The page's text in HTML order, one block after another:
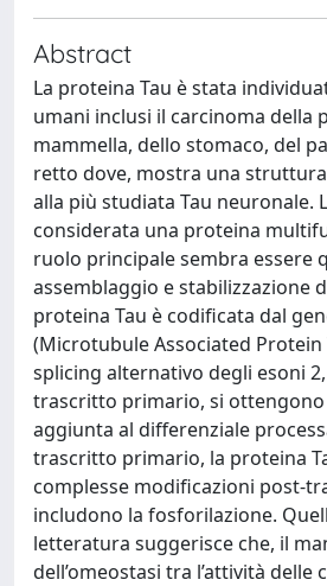
Abstract
La proteina Tau è stata
umani inclusi il carcinoma della
mammella, dello stomaco, del
retto dove, mostra una
alla più studiata Tau neuronale.
considerata una proteina
ruolo principale sembra essere
assemblaggio e stabilizzazione
proteina Tau è codificata dal
(Microtubule Associated Protein
splicing alternativo degli esoni 2,
trascritto primario, si
aggiunta al differenziale
trascritto primario, la proteina
complesse modificazioni post-
includono la fosforilazione.
letteratura suggerisce che, il
dell’omeostasi tra l’attività delle